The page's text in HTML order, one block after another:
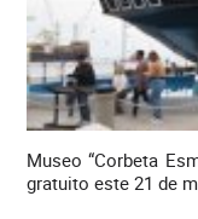
Museo “Corbeta
gratuito este 21 de